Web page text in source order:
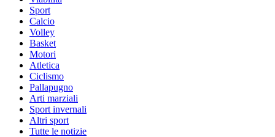
Sport
Calcio
Volley
Basket
Motori
Atletica
Ciclismo
Pallapugno
Arti marziali
Sport invernali
Altri sport
Tutte le notizie